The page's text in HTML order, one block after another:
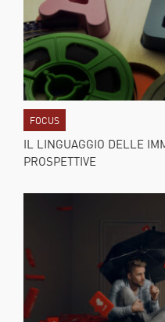
FOCUS
IL LINGUAGGIO DELLE
PROSPETTIVE